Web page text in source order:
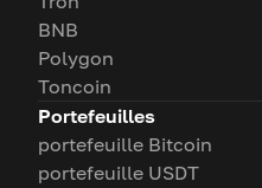
BNB
Polygon
Toncoin
Portefeuilles
portefeuille Bitcoin
portefeuille USDT